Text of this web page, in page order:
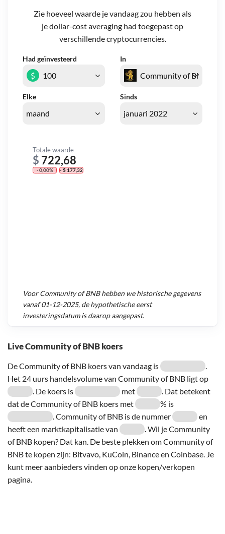
Live Community of BNB koers
De Community of BNB koers van vandaag is
.
Het 24 uurs handelsvolume van Community of BNB ligt op
. De koers is
met
. Dat betekent
dat de Community of BNB koers met
% is
. Community of BNB is de nummer
en
heeft een marktkapitalisatie van
. Wil je Community
of BNB kopen? Dat kan. De beste plekken om Community of
BNB te kopen zijn: Bitvavo, KuCoin, Binance en Coinbase. Je
kunt meer aanbieders vinden op onze kopen/verkopen
pagina.
Zie hoeveel waarde je vandaag zou hebben als
je dollar-cost averaging had toegepast op
verschillende cryptocurrencies.
Had geïnvesteerd In
Elke Sinds
$
Totale waarde
$ 722,68
- 0,00% - $ 177,32
VoorCommunity of BNBhebben we historische gegevens
vanaf01-12-2025, de hypothetische eerst
investeringsdatum is daarop aangepast.